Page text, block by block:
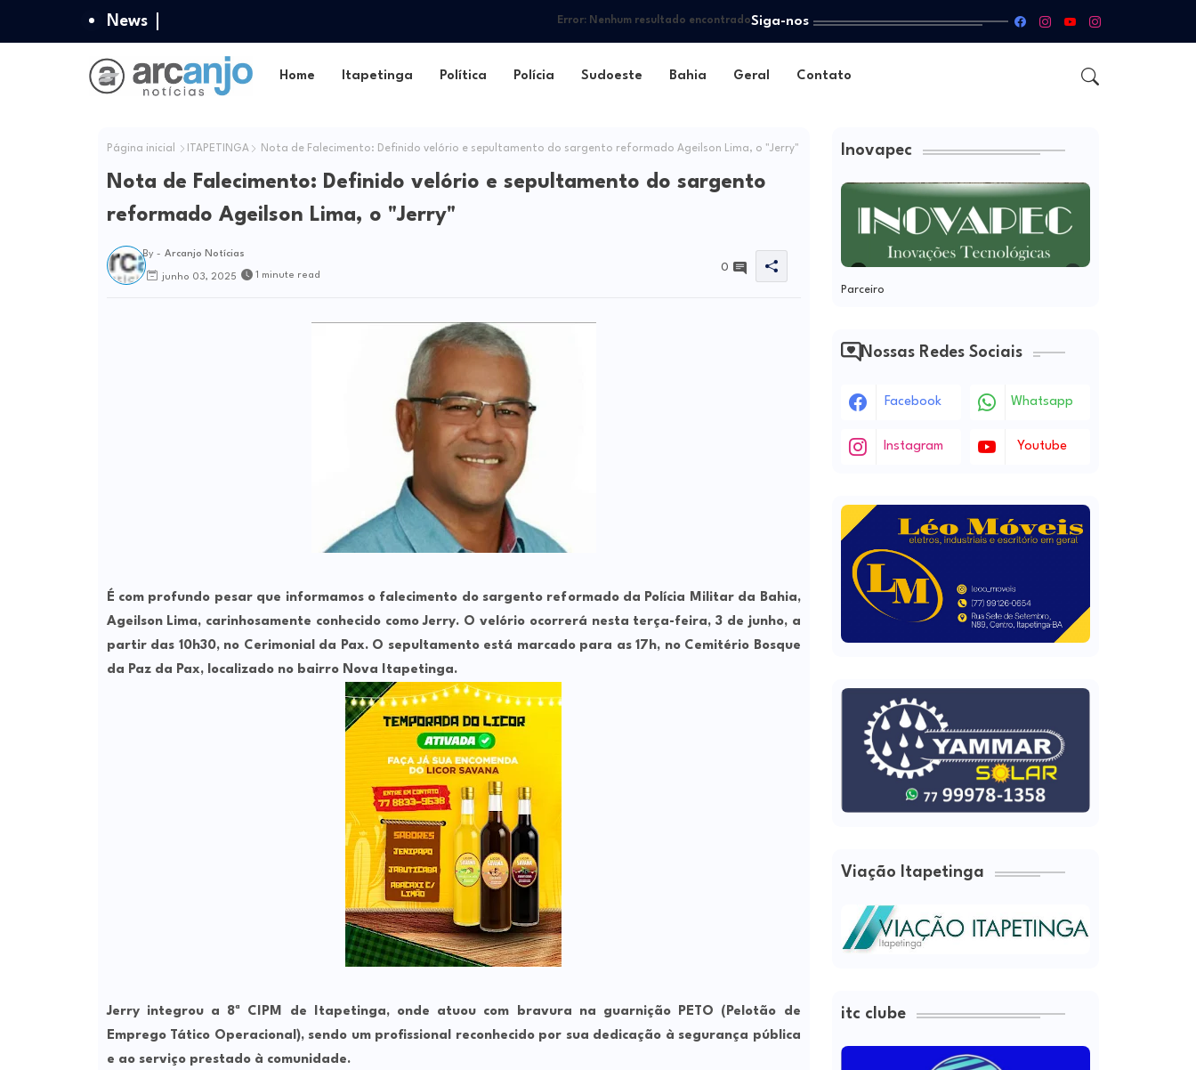
News Error:Nenhum resultado encontradoSiga-nos
Home Itapetinga Política Polícia Sudoeste Bahia Geral Contato
Página inicial ITAPETINGA Nota de Falecimento: Definido velório e sepultamento do sargento reformado Ageilson Lima, o "Jerry"
Nota de Falecimento: Definido velório e sepultamento do sargento
reformado Ageilson Lima, o "Jerry"
By - Arcanjo Notícias
junho 03, 2025 1 minute read
0
É com profundo pesar que informamos o falecimento do sargento reformado da Polícia Militar da Bahia,
Ageilson Lima, carinhosamente conhecido comoJerry. O velório ocorrerá nesta terça-feira, 3 de junho, a
partir das 10h30, no Cerimonial da Pax. O sepultamento está marcado para as 17h, no Cemitério Bosque
da Paz da Pax, localizado no bairro Nova Itapetinga.
Jerry integrou a 8ª CIPM de Itapetinga, onde atuou com bravura na guarnição PETO (Pelotão de
Emprego Tático Operacional), sendo um profissional reconhecido por sua dedicação à segurança pública
e ao serviço prestado à comunidade.
Inovapec
Parceiro
Nossas Redes Sociais
Facebook Whatsapp
Instagram Youtube
Viação Itapetinga
itc clube